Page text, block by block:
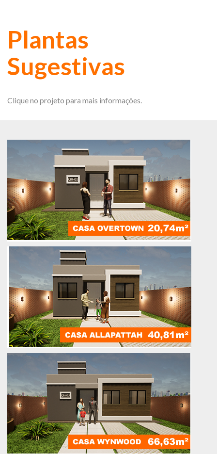
Plantas
Sugestivas
Clique no projeto para mais informações.